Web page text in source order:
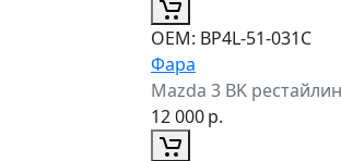
ОЕМ: BP4L-51-031C
Фара
Mazda 3 BK
12 000р.